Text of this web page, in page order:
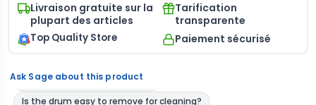
Livraison gratuite sur la
plupart des articles
Tarification
transparente
Top Quality Store Paiement sécurisé
Ask Sage about this product